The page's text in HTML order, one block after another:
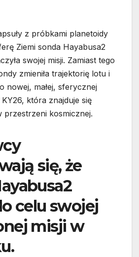
z próbkami planetoidy
Ziemi sonda Hayabusa2
swojej misji. Zamiast tego
zmieniła trajektorię lotu i
nowej, małej, sferycznej
która znajduje się
przestrzeni kosmicznej.
się, że
celu swojej
misji w